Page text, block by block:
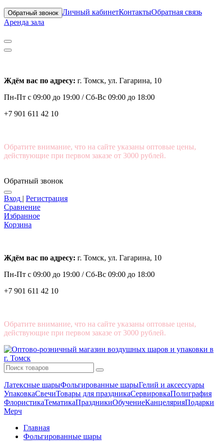
Обратный звонок Личный кабинетКонтактыОбратная связь
Аренда зала
Ждём вас по адресу: г. Томск, ул. Гагарина, 10
Пн-Пт с 09:00 до 19:00 /Сб-Вс 09:00 до 18:00
+7 901 611 42 10
Обратите внимание, что на сайте указаны оптовые цены,
действующие при первом заказе от 3000 рублей.
Обратный звонок
Вход | Регистрация
Сравнение
Избранное
Корзина
Ждём вас по адресу: г. Томск, ул. Гагарина, 10
Пн-Пт с 09:00 до 19:00 /Сб-Вс 09:00 до 18:00
+7 901 611 42 10
Обратите внимание, что на сайте указаны оптовые цены,
действующие при первом заказе от 3000 рублей.
Латексные шарыФольгированные шарыГелий и аксессуары
УпаковкаСвечиТовары для праздникаСервировкаПолиграфия
ФлористикаТематикаПраздникиОбучениеКанцелярияПодарки
Мерч
Главная
Фольгированные шары